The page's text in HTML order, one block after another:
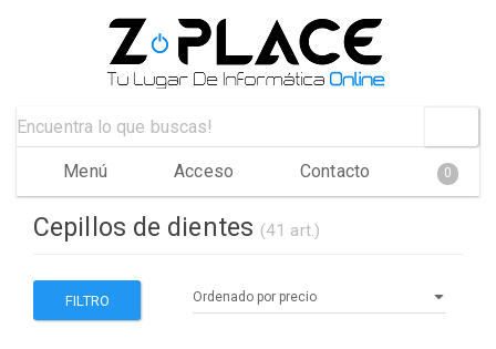
Menú Acceso Contacto 0
Cepillos de dientes (41 art.)
FILTRO